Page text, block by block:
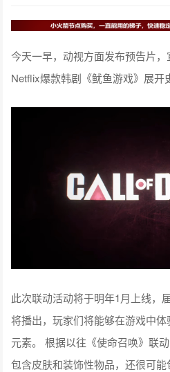
今天一早，动视方面发布预告片
Netflix爆款韩剧《鱿鱼游戏》展开
此次联动活动将于明年1月上线，
将播出，玩家们将能够在游戏中体
元素。 根据以往《使命召唤》联
包含皮肤和装饰性物品，还很可能